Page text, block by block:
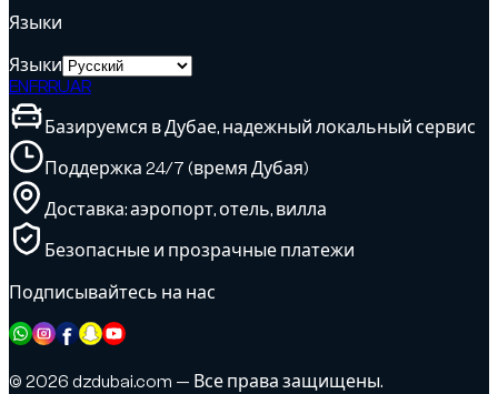
Языки
Языки
ENFRRUAR
Базируемся в Дубае, надежный локальный сервис
Поддержка 24/7 (время Дубая)
Доставка: аэропорт, отель, вилла
Безопасные и прозрачные платежи
Подписывайтесь на нас
© 2026 dzdubai.com — Все права защищены.